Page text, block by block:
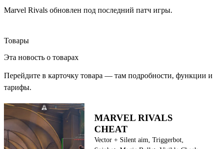
Marvel Rivals обновлен под последний патч игры.
Товары
Эта новость о товарах
Перейдите в карточку товара — там подробности, функции и
тарифы.
MARVEL RIVALS
CHEAT
Vector + Silent aim, Triggerbot,